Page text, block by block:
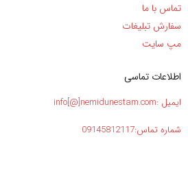
تماس با ما
سفارش تبلیغات
مپ سایت
اطلاعات تماسی
ایمیل :info[@]nemidunestam.com
شماره تماس:09145812117